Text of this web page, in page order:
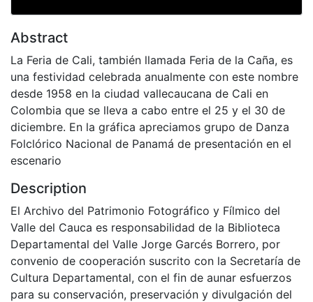
Abstract
La Feria de Cali, también llamada Feria de la Caña, es
una festividad celebrada anualmente con este nombre
desde 1958​ en la ciudad vallecaucana de Cali en
Colombia que se lleva a cabo entre el 25 y el 30 de
diciembre. En la gráfica apreciamos grupo de Danza
Folclórico Nacional de Panamá de presentación en el
escenario
Description
El Archivo del Patrimonio Fotográfico y Fílmico del
Valle del Cauca es responsabilidad de la Biblioteca
Departamental del Valle Jorge Garcés Borrero, por
convenio de cooperación suscrito con la Secretaría de
Cultura Departamental, con el fin de aunar esfuerzos
para su conservación, preservación y divulgación del